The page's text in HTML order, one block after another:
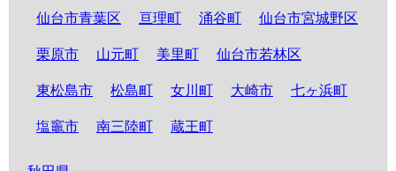
仙台市青葉区 亘理町 涌谷町 仙台市宮城野区
栗原市 山元町 美里町 仙台市若林区
東松島市 松島町 女川町 大崎市 七ヶ浜町
塩竈市 南三陸町 蔵王町